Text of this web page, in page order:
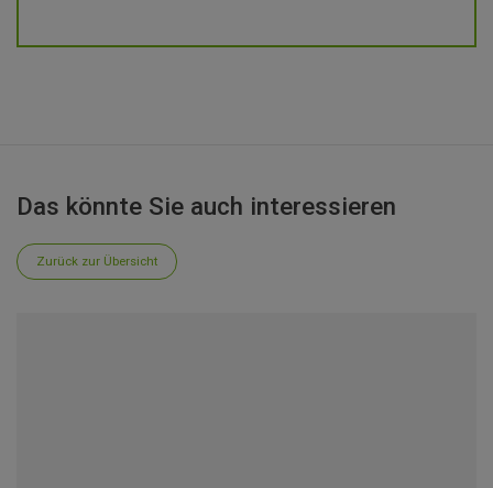
Das könnte Sie auch interessieren
Zurück zur Übersicht